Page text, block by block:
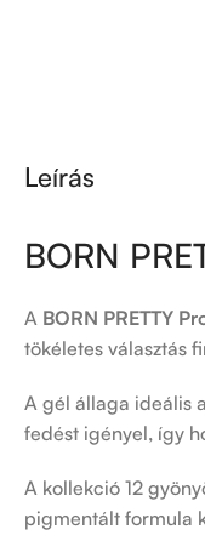
Leírás
BORN
A BORN PRETTY
tökéletes választás
A gél állaga ideális
fedést igényel, így
A kollekció 12
pigmentált formula